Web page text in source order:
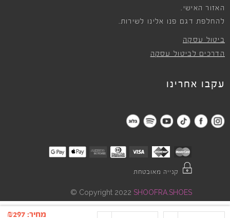
מחיר: ₪297
האזור האישי.
להחלפת דגם פנו אלינו לשירות.
ביטול עסקה
הדרכים לביטול עסקה
עקבו אחרינו
קנייה מאובטחת
Copyright 2022 SHOOFRA.SHOES
©